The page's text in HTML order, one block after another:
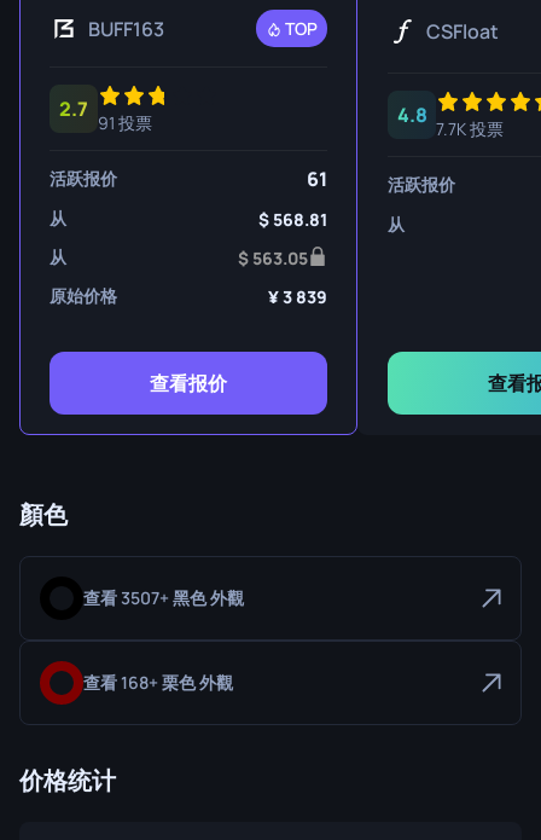
BUFF163 TOP
2.7
91 投票
活跃报价 61
从
568.81
从
563.05
原始价格
3 839
查看报价
CSFloat
4.8
7.7K 投票
活跃报价
从
查看
顏色
查看 3507+ 黑色 外觀
查看 168+ 栗色 外觀
价格统计